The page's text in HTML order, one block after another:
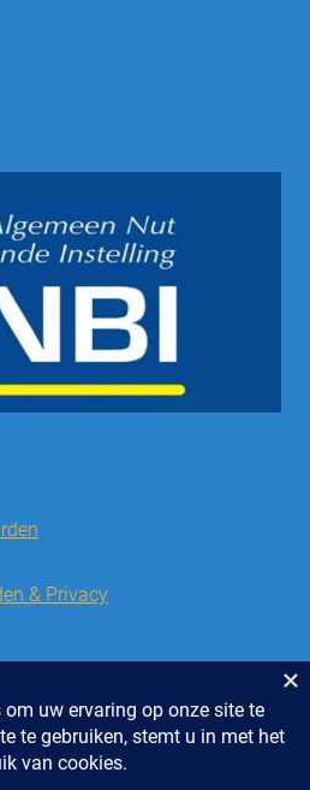
& Privacy
Het Westhoffhuis: Dorpsstraat